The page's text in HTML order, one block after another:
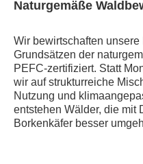
Naturgemäße
Wir bewirtschaften
Grundsätzen der
PEFC-zertifiziert. Statt
wir auf strukturreiche
Nutzung und
entstehen Wälder, die mit
Borkenkäfer besser